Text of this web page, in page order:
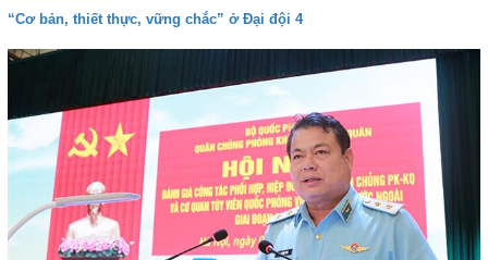
“Cơ bản, thiết thực, vững chắc” ở Đại đội 4